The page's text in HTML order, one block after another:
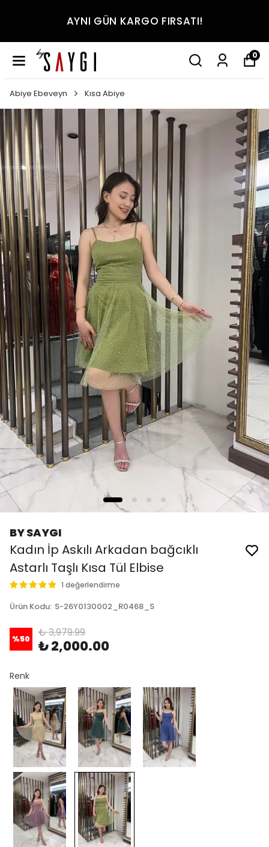
AYNI GÜN KARGO FIRSATI!
0
Abiye Ebeveyn Kısa Abiye
BY SAYGI
Kadın İp Askılı Arkadan bağcıklı
Astarlı Taşlı Kısa Tül Elbise
1 değerlendirme
Ürün Kodu: S-26Y0130002_R0468_S
%50 ₺ 3,979.99
₺ 2,000.00
Renk